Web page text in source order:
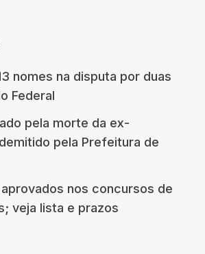
nomes na disputa por duas
Federal
pela morte da ex-
pela Prefeitura de
nos concursos de
veja lista e prazos